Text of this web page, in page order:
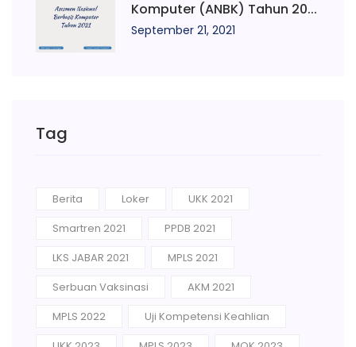
Komputer (ANBK) Tahun 20...
September 21, 2021
Tag
Berita Loker
UKK 2021
Smartren 2021
PPDB 2021
LKS JABAR 2021
MPLS 2021
Serbuan Vaksinasi
AKM 2021
MPLS 2022
Uji Kompetensi Keahlian